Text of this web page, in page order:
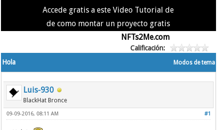
Accede gratis a este Video Tutorial de
de como montar un proyecto gratis
NFTs2Me.com
Calificación:
Modos de tema
Hola
Luis-930
BlackHat Bronce
#1
09-09-2016, 08:11 AM